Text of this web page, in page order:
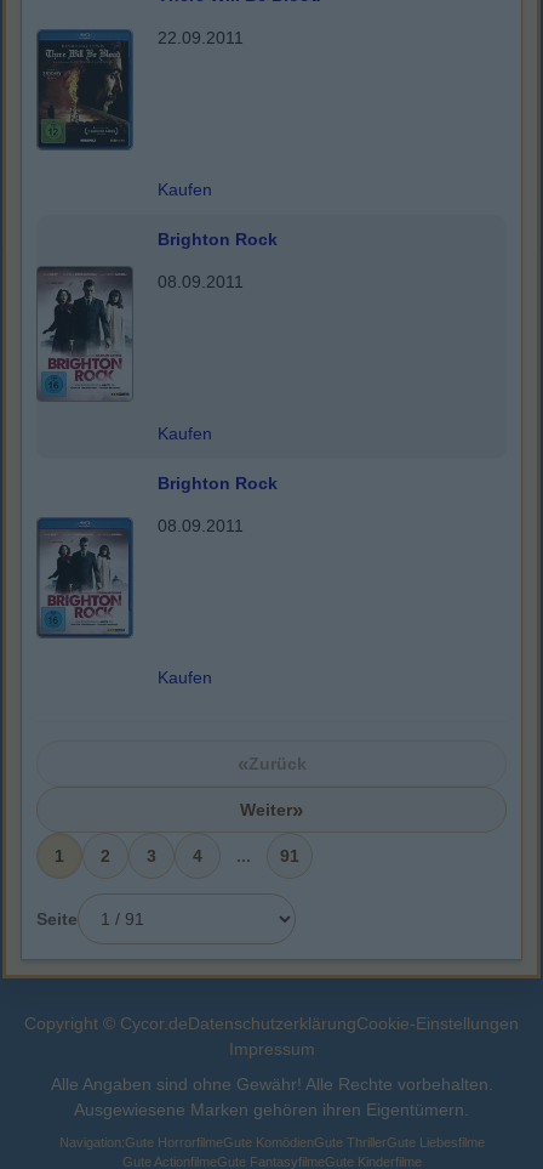
22.09.2011
Kaufen
Brighton Rock
08.09.2011
Kaufen
Brighton Rock
08.09.2011
Kaufen
«Zurück
1 2 3 4 ... 91
Weiter»
Seite
Copyright © Cycor.deDatenschutzerklärungCookie-Einstellungen
Impressum
Alle Angaben sind ohne Gewähr! Alle Rechte vorbehalten.
Ausgewiesene Marken gehören ihren Eigentümern.
Navigation:Gute HorrorfilmeGute KomödienGute ThrillerGute Liebesfilme
Gute ActionfilmeGute FantasyfilmeGute Kinderfilme